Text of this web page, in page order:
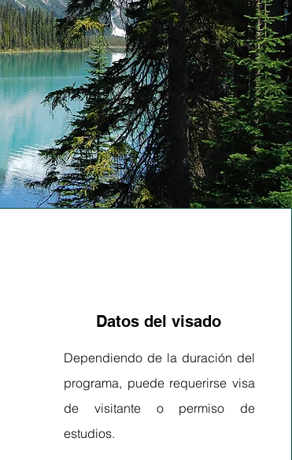
Datos del visado
Dependiendo de la duración del
programa, puede requerirse visa
de visitante o permiso de
estudios.